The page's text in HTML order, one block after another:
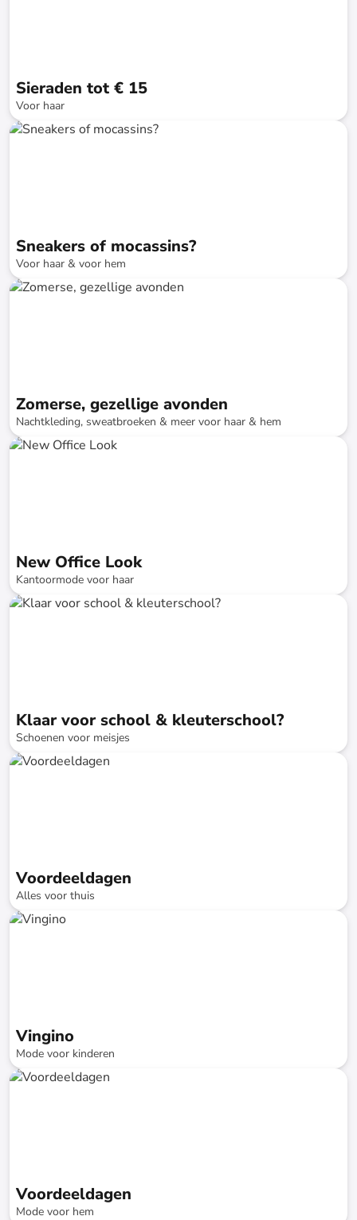
Sieraden tot € 15
Voor haar
tot-75%* SALE
Sneakers of mocassins?
Voor haar & voor hem
tot-74%*
Zomerse, gezellige avonden
Nachtkleding, sweatbroeken & meer voor haar & hem
tot- 72%*
New Office Look
Kantoormode voor haar
tot- 79%*
Klaar voor school & kleuterschool?
Schoenen voor meisjes
tot-74%*
Voordeeldagen
Alles voor thuis
tot-74%*
Vingino
Mode voor kinderen
tot-70%* Snellere levering
Voordeeldagen
Mode voor hem